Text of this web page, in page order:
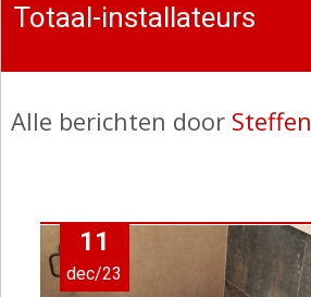
Totaal-installateurs
Alle berichten door Steffen
11
dec/23